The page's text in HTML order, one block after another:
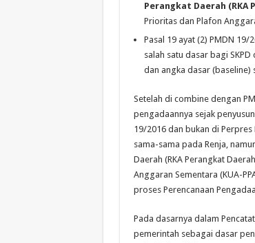
Perangkat Daerah (RKA
Prioritas dan Plafon
Pasal 19 ayat (2) PMDN
salah satu dasar bagi
dan angka dasar (baseline)
Setelah di combine dengan
pengadaannya sejak
19/2016 dan bukan di
sama-sama pada Renja,
Daerah (RKA Perangkat
Anggaran Sementara (KUA-
proses Perencanaan
Pada dasarnya dalam
pemerintah sebagai dasar